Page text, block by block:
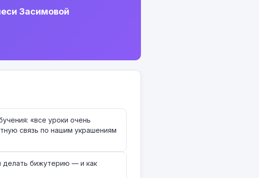
Засимовой
«все уроки очень
связь по нашим украшениям
делать бижутерию — и как